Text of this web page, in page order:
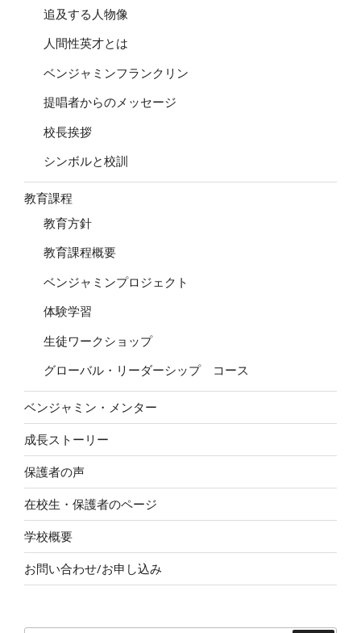
追及する人物像
人間性英才とは
ベンジャミンフランクリン
提唱者からのメッセージ
校長挨拶
シンボルと校訓
教育課程
教育方針
教育課程概要
ベンジャミンプロジェクト
体験学習
生徒ワークショップ
グローバル・リーダーシップ コース
ベンジャミン・メンター
成長ストーリー
保護者の声
在校生・保護者のページ
学校概要
お問い合わせ/お申し込み